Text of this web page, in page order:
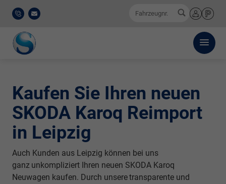
0521
911
777-
E-
Fahrzeugnr.
Anmelden
Merkliste
Kaufen Sie Ihren neuen
SKODA Karoq Reimport
in Leipzig
Auch Kunden aus Leipzig können bei uns
ganz unkompliziert Ihren neuen SKODA Karoq
Neuwagen kaufen. Durch unseretransparente und